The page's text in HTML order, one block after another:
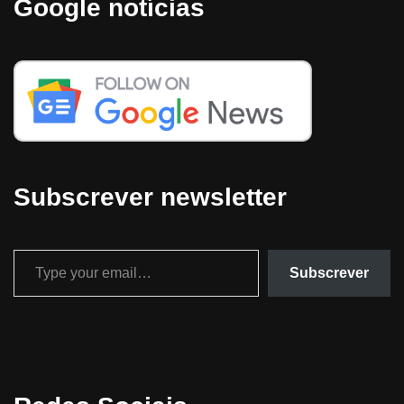
Google notícias
Subscrever newsletter
Subscrever